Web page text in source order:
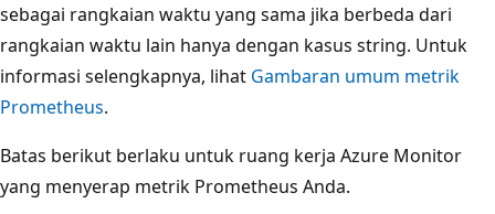
sebagai rangkaian waktu yang sama jika berbeda dari
rangkaian waktu lain hanya dengan kasus string. Untuk
informasi selengkapnya, lihat Gambaran umum metrik
Prometheus.
Batas berikut berlaku untuk ruang kerja Azure Monitor
yang menyerap metrik Prometheus Anda.